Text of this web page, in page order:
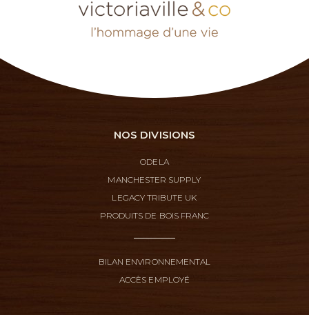
NOS DIVISIONS
ODELA
MANCHESTER SUPPLY
LEGACY TRIBUTE UK
PRODUITS DE BOIS FRANC
BILAN ENVIRONNEMENTAL
ACCÈS EMPLOYÉ